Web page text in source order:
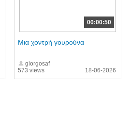
00:00:50
573 views
Μια χοντρή γουρούνα
giorgosaf
18-06-2026